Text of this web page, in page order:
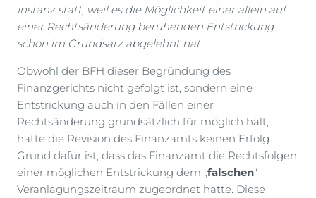
Instanz statt, weil es die Möglichkeit einer allein auf
einer Rechtsänderung beruhenden Entstrickung
schon im Grundsatz abgelehnt hat.
Obwohl der BFH dieser Begründung des
Finanzgerichts nicht gefolgt ist, sondern eine
Entstrickung auch in den Fällen einer
Rechtsänderung grundsätzlich für möglich hält,
hatte die Revision des Finanzamts keinen Erfolg.
Grund dafür ist, dass das Finanzamt die Rechtsfolgen
einer möglichen Entstrickung dem „ falschen“
Veranlagungszeitraum zugeordnet hatte. Diese